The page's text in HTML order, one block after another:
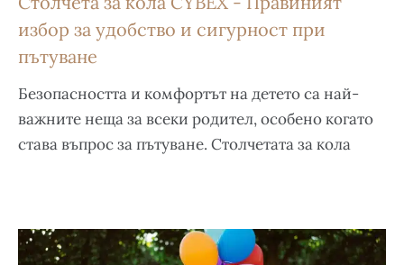
избор за удобство и сигурност при
пътуване
Безопасността и комфортът на детето са най-
важните неща за всеки родител, особено когато
става въпрос за пътуване. Столчетата за кола